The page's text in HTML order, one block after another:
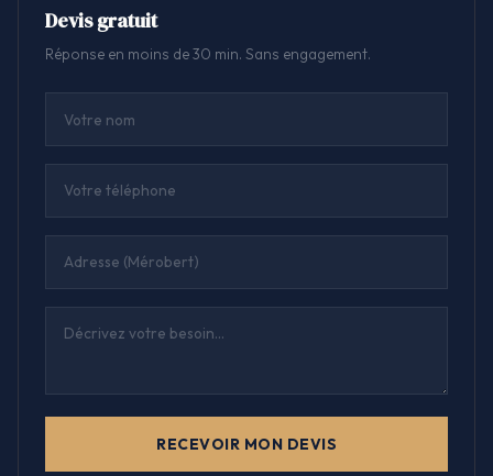
Devis gratuit
Réponse en moins de 30 min. Sans engagement.
RECEVOIR MON DEVIS